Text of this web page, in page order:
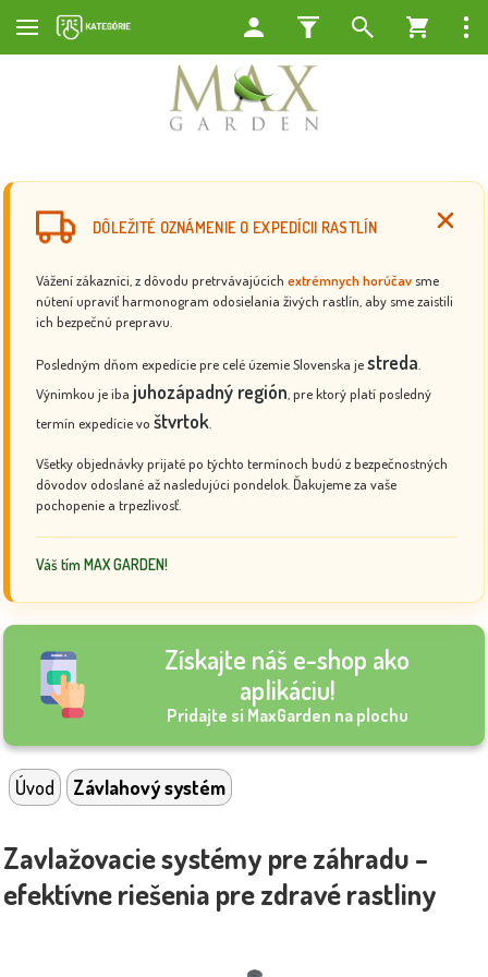
DÔLEŽITÉ OZNÁMENIE O EXPEDÍCII RASTLÍN
Vážení zákazníci, z dôvodu pretrvávajúcich extrémnych horúčav sme
nútení upraviť harmonogram odosielania živých rastlín, aby sme zaistili
ich bezpečnú prepravu.
Posledným dňom expedície pre celé územie Slovenska jestreda
Výnimkou je iba juhozápadný región , pre ktorý platí posledný
termín expedície vo štvrtok
Všetky objednávky prijaté po týchto termínoch budú z bezpečnostných
dôvodov odoslané až nasledujúci pondelok. Ďakujeme za vaše
pochopenie a trpezlivosť.
Váš tím MAX GARDEN!
Získajte náš e-shop ako
aplikáciu!
Pridajte si MaxGarden na plochu
Úvod Závlahový systém
Zavlažovacie systémy pre záhradu –
efektívne riešenia pre zdravé rastliny